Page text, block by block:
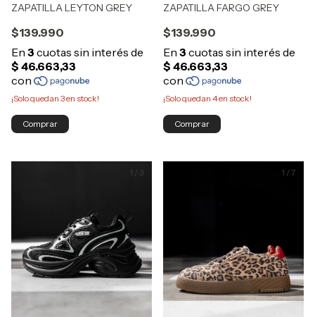
ZAPATILLA LEYTON GREY
$139.990
¡Solo quedan 3en stock!
Comprar
ZAPATILLA FARGO GREY
$139.990
¡Solo quedan 4en stock!
Comprar
1 / 3 1 / 7